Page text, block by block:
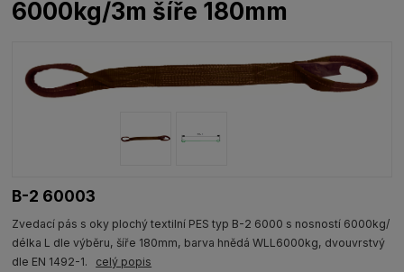
6000kg/3m šíře 180mm
B-2 60003
Zvedací pás s oky plochý textilní PES typ B-2 6000 s nosností 6000kg/
délka L dle výběru, šíře 180mm, barva hnědá WLL6000kg, dvouvrstvý
dle EN 1492-1. celý popis